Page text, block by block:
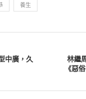
養生
中廣，久
林繼
《惡